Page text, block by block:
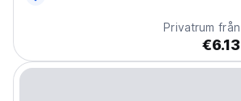
Privatrum från
€6.13